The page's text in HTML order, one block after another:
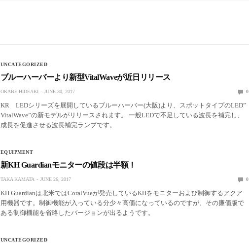
UNCATEGORIZED
ブルーハーバーより新型VitalWaveが近日リリース
OKABE HIDEAKI JUNE 30, 2017 0
KR LEDシリーズを展開しているブルーハーバー(大阪)より、スポットタイプのLED”
VitalWave”の新モデルがリリースされます。 一般LEDで不足している波長を補完し、
成長を促進させる波長補完ランプです。
EQUIPMENT
新KH Guardianモニターの値段は半額！
TAKA KAMATA JUNE 26, 2017 0
KH Guardianは北米ではCoralVueが発売しているKHをモニターおよび制御するアクア
用機器です。制御機能が入っている分少々高価になっているのですが、その廉価版で
ある制御機能を省略したバージョンが出るようです。
UNCATEGORIZED